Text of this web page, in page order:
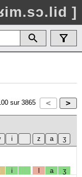
]
sur 3865
i l a ʒ